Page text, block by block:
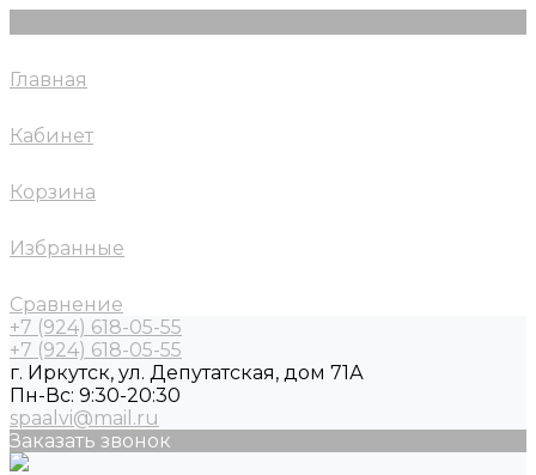
Главная
Кабинет
Корзина
Избранные
Сравнение
+7 (924) 618-05-55
+7 (924) 618-05-55
г. Иркутск, ул. Депутатская, дом 71А
Пн-Вс: 9:30-20:30
spaalvi@mail.ru
Заказать звонок